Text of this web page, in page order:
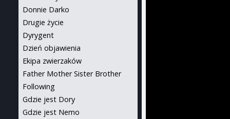
Donnie Darko
Drugie życie
Dyrygent
Dzień objawienia
Ekipa zwierzaków
Father Mother Sister Brother
Following
Gdzie jest Dory
Gdzie jest Nemo